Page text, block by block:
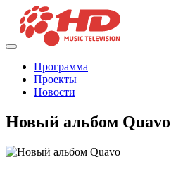
Программа
Проекты
Новости
Новый альбом Quavo